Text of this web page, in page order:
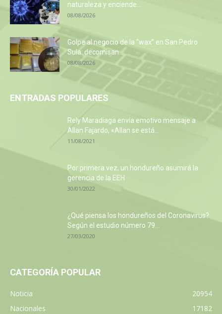
naturaleza y enciende...
08/08/2026
Golpe al negocio de la “wax” en San Pedro
Sula: decomisan...
08/08/2026
ENTRADAS POPULARES
Rely Maradiaga envía emotivo mensaje a
Allan Fajardo, «Allan se está...
11/08/2021
Por primera vez, un hondureño asumirá la
gerencia de la EEH
30/01/2022
¿Qué piensa los hondureños del Coronavirus?
Según el estudio número 79...
27/03/2020
CATEGORÍA POPULAR
Noticia
20954
Nacionales
17182